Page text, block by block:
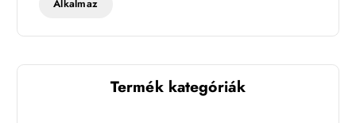
Alkalmaz
Termék kategóriák